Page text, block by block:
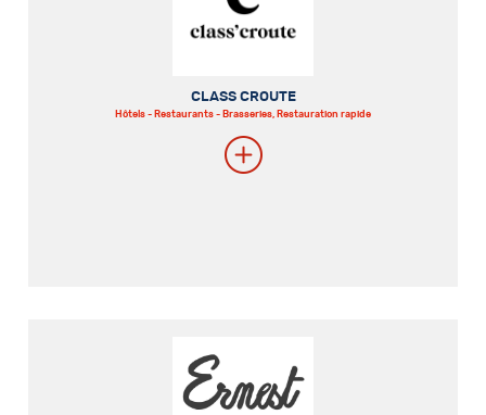
CLASS CROUTE
Hôtels - Restaurants - Brasseries, Restauration rapide